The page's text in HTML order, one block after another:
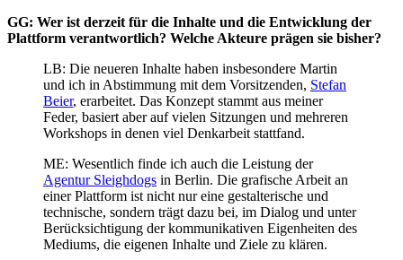
GG: Wer ist derzeit für die Inhalte und die Entwicklung der
Plattform verantwortlich? Welche Akteure prägen sie bisher?
LB: Die neueren Inhalte haben insbesondere Martin
und ich in Abstimmung mit dem Vorsitzenden, Stefan
Beier, erarbeitet. Das Konzept stammt aus meiner
Feder, basiert aber auf vielen Sitzungen und mehreren
Workshops in denen viel Denkarbeit stattfand.
ME: Wesentlich finde ich auch die Leistung der
Agentur Sleighdogs in Berlin. Die grafische Arbeit an
einer Plattform ist nicht nur eine gestalterische und
technische, sondern trägt dazu bei, im Dialog und unter
Berücksichtigung der kommunikativen Eigenheiten des
Mediums, die eigenen Inhalte und Ziele zu klären.